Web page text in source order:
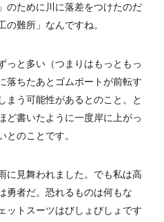
のために川に落差をつけたのだ
の難所」なんですね。
っと多い（つまりはもっともっ
落ちたあとゴムボートが前転す
まう可能性があるとのこと。と
ど書いたように一度岸に上がっ
とのことです。
に見舞われました。でも私は高
勇者だ。恐れるものは何もな
ットスーツはびしょびしょです